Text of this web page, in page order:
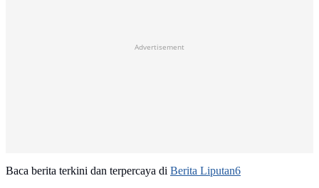
Advertisement
Baca berita terkini dan terpercaya di Berita Liputan6